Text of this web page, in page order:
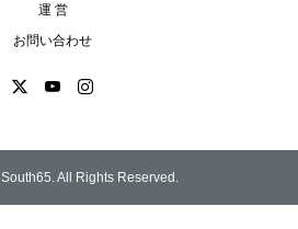
運 営
お問い合わせ
South65. All Rights Reserved.